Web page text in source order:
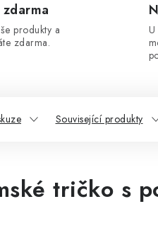
produkty a
zdarma.
Související produkty
tričko s